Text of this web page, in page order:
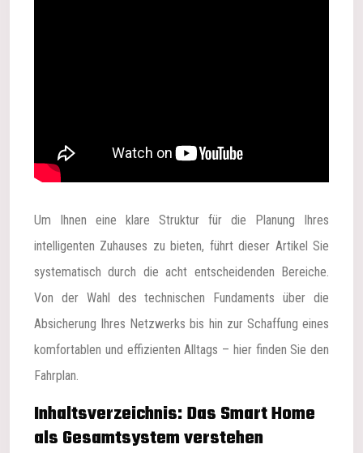
Um Ihnen eine klare Struktur für die Planung Ihres
intelligenten Zuhauses zu bieten, führt dieser Artikel Sie
systematisch durch die acht entscheidenden Bereiche.
Von der Wahl des technischen Fundaments über die
Absicherung Ihres Netzwerks bis hin zur Schaffung eines
komfortablen und effizienten Alltags – hier finden Sie den
Fahrplan.
Inhaltsverzeichnis: Das Smart Home
als Gesamtsystem verstehen